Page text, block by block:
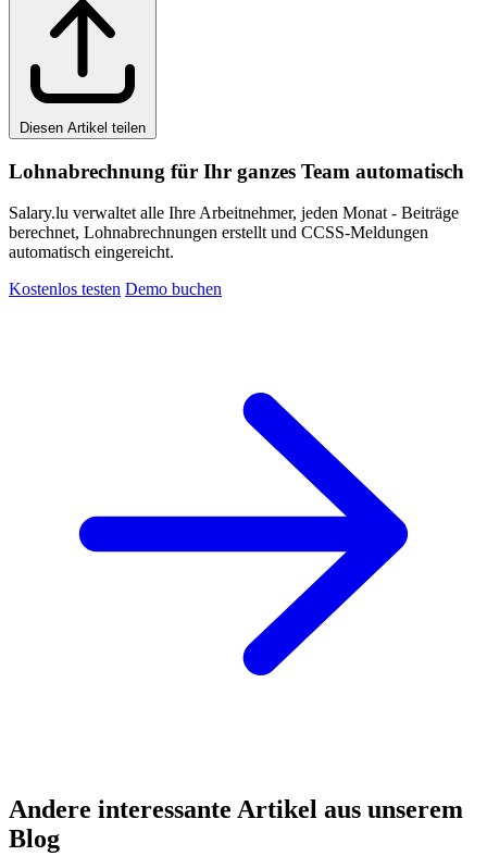
Diesen Artikel teilen
Lohnabrechnung für Ihr ganzes Team automatisch
Salary.lu verwaltet alle Ihre Arbeitnehmer, jeden Monat - Beiträge
berechnet, Lohnabrechnungen erstellt und CCSS-Meldungen
automatisch eingereicht.
Kostenlos testen Demo buchen
Andere interessante Artikel aus unserem
Blog